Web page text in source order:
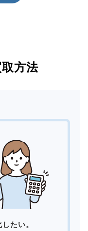
方法
たい。